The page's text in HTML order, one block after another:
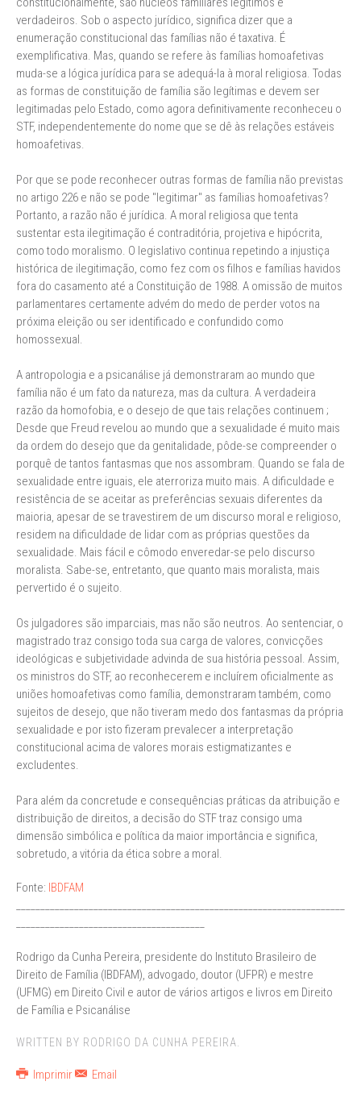
verdadeiros. Sob o aspecto jurídico, significa dizer que a
enumeração constitucional das famílias não é taxativa. É
exemplificativa. Mas, quando se refere às famílias homoafetivas
muda-se a lógica jurídica para se adequá-la à moral religiosa. Todas
as formas de constituição de família são legítimas e devem ser
legitimadas pelo Estado, como agora definitivamente reconheceu o
STF, independentemente do nome que se dê às relações estáveis
homoafetivas.
Por que se pode reconhecer outras formas de família não previstas
no artigo 226 e não se pode "legitimar" as famílias homoafetivas?
Portanto, a razão não é jurídica. A moral religiosa que tenta
sustentar esta ilegitimação é contraditória, projetiva e hipócrita,
como todo moralismo. O legislativo continua repetindo a injustiça
histórica de ilegitimação, como fez com os filhos e famílias havidos
fora do casamento até a Constituição de 1988. A omissão de muitos
parlamentares certamente advém do medo de perder votos na
próxima eleição ou ser identificado e confundido como
homossexual.
A antropologia e a psicanálise já demonstraram ao mundo que
família não é um fato da natureza, mas da cultura. A verdadeira
razão da homofobia, e o desejo de que tais relações continuem ;
Desde que Freud revelou ao mundo que a sexualidade é muito mais
da ordem do desejo que da genitalidade, pôde-se compreender o
porquê de tantos fantasmas que nos assombram. Quando se fala de
sexualidade entre iguais, ele aterroriza muito mais. A dificuldade e
resistência de se aceitar as preferências sexuais diferentes da
maioria, apesar de se travestirem de um discurso moral e religioso,
residem na dificuldade de lidar com as próprias questões da
sexualidade. Mais fácil e cômodo enveredar-se pelo discurso
moralista. Sabe-se, entretanto, que quanto mais moralista, mais
pervertido é o sujeito.
Os julgadores são imparciais, mas não são neutros. Ao sentenciar, o
magistrado traz consigo toda sua carga de valores, convicções
ideológicas e subjetividade advinda de sua história pessoal. Assim,
os ministros do STF, ao reconhecerem e incluírem oficialmente as
uniões homoafetivas como família, demonstraram também, como
sujeitos de desejo, que não tiveram medo dos fantasmas da própria
sexualidade e por isto fizeram prevalecer a interpretação
constitucional acima de valores morais estigmatizantes e
excludentes.
Para além da concretude e consequências práticas da atribuição e
distribuição de direitos, a decisão do STF traz consigo uma
dimensão simbólica e política da maior importância e significa,
sobretudo, a vitória da ética sobre a moral.
Fonte: IBDFAM
Rodrigo da Cunha Pereira, presidente do Instituto Brasileiro de
Direito de Família (IBDFAM), advogado, doutor (UFPR) e mestre
(UFMG) em Direito Civil e autor de vários artigos e livros em Direito
de Família e Psicanálise
WRITTEN BY RODRIGO DA CUNHA PEREIRA.
Imprimir Email